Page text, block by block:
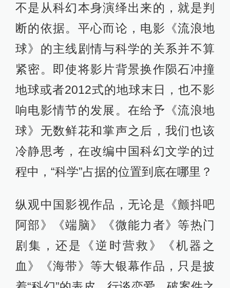
不是从科幻本身演绎出来的，就是判
断的依据。平心而论，电影《流浪地
球》的主线剧情与科学的关系并不算
紧密。即使将影片背景换作陨石冲撞
地球或者2012式的地球末日，也不影
响电影情节的发展。在给予《流浪地
球》无数鲜花和掌声之后，我们也该
冷静思考，在改编中国科幻文学的过
程中，“科学”占据的位置到底在哪里？
纵观中国影视作品，无论是《颤抖吧
阿部》《端脑》《微能力者》等热门
剧集，还是《逆时营救》《机器之
血》《海带》等大银幕作品，只是披